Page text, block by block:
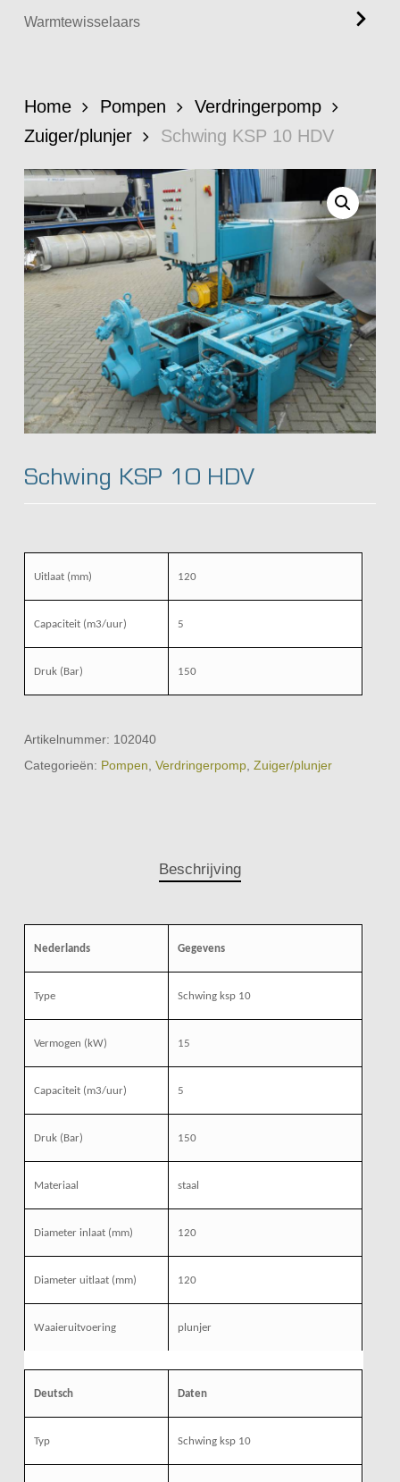
Warmtewisselaars
Home Pompen
Verdringerpomp
Zuiger/plunjer
Schwing KSP 10 HDV
Schwing KSP 10 HDV
Uitlaat (mm) 120
Capaciteit (m3/uur) 5
Druk (Bar) 150
Artikelnummer: 102040
Categorieën: Pompen Verdringerpomp, Zuiger/plunjer
Beschrijving
Nederlands Gegevens
Type Schwing ksp 10
Vermogen (kW) 15
Capaciteit (m3/uur) 5
Druk (Bar) 150
Materiaal staal
Diameter inlaat (mm) 120
Diameter uitlaat (mm) 120
Waaieruitvoering plunjer
Deutsch Daten
Typ Schwing ksp 10